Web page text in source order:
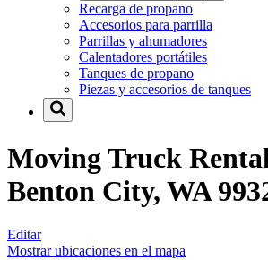
Recarga de propano
Accesorios para parrilla
Parrillas y ahumadores
Calentadores portátiles
Tanques de propano
Piezas y accesorios de tanques
Moving Truck
Benton City, WA
Editar
Mostrar ubicaciones en el mapa